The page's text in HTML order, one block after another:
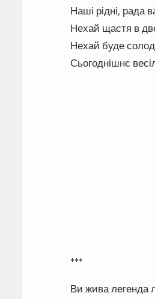
Наші рідні, рада
Нехай щастя в
Нехай буде
Сьогоднішнє
***
Ви жива легенда